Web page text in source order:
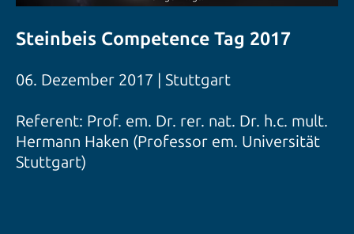
Steinbeis Competence Tag 2017
06. Dezember 2017 | Stuttgart
Referent: Prof. em. Dr. rer. nat. Dr. h.c. mult.
Hermann Haken (Professor em. Universität
Stuttgart)